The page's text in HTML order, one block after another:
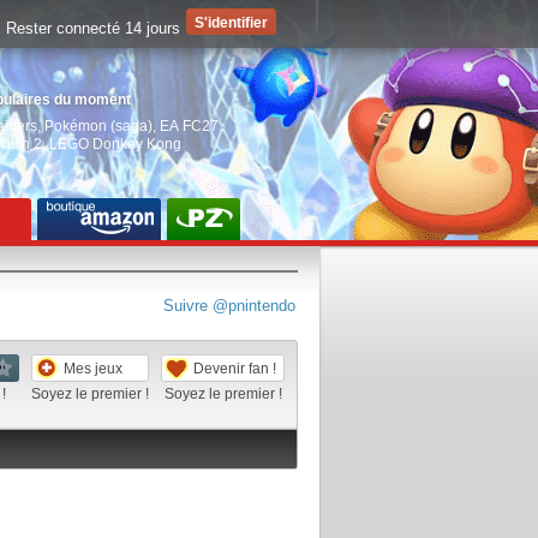
du moment
, Pokémon (saga) EA FC27,
2,LEGO Donkey Kong
Suivre @pnintendo
Mes jeux
Soyez le premier !
Devenir fan !
Soyez le premier !
Rester connecté 14 jours